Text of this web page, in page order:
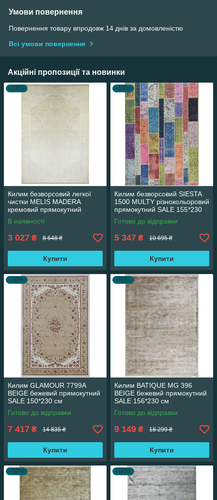
Умови повернення
Повернення товару впродовж 14 днів за домовленістю
Всі умови повернення
Акційні пропозиції та новинки
–65%
Килим безворсовий легкої
чистки MELIS MADERA
кремовий прямокутний
160*230 см
В наявності
3 027 ₴ 8 648 ₴
Купити
–50%
Килим безворсовий SIESTA
1500 MULTY різнокольоровий
прямокутний SALE 155*230
см
Готово до відправки
5 347 ₴ 10 695 ₴
Купити
–50%
Килим GLAMOUR 7799A
BEIGE бежевий прямокутний
SALE 150*230 см
Готово до відправки
7 417 ₴ 14 835 ₴
Купити
–50%
Килим BATIQUE MG 396
BEIGE бежевий прямокутний
SALE 156*230 см
Готово до відправки
9 149 ₴ 18 299 ₴
Купити
–50% –50%